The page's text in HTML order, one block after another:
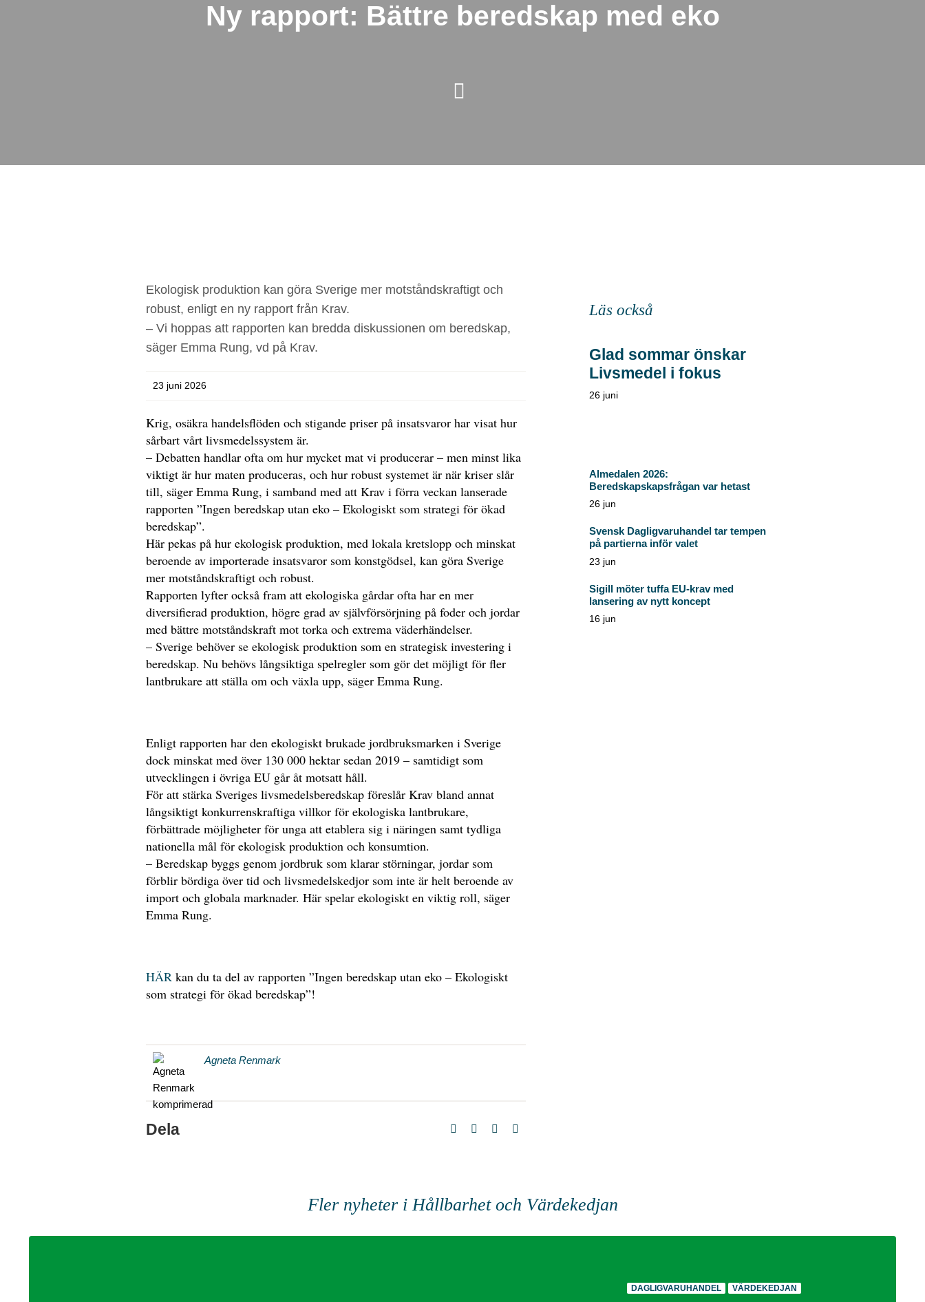
Ny rapport: Bättre beredskap med eko
Ekologisk produktion kan göra Sverige mer motståndskraftigt och
robust, enligt en ny rapport från Krav.
– Vi hoppas att rapporten kan bredda diskussionen om beredskap,
säger Emma Rung, vd på Krav.
23 juni 2026
Krig, osäkra handelsflöden och stigande priser på insatsvaror har visat hur
sårbart vårt livsmedelssystem är.
– Debatten handlar ofta om hur mycket mat vi producerar – men minst lika
viktigt är hur maten produceras, och hur robust systemet är när kriser slår
till, säger Emma Rung, i samband med att Krav i förra veckan lanserade
rapporten ”Ingen beredskap utan eko – Ekologiskt som strategi för ökad
beredskap”.
Här pekas på hur ekologisk produktion, med lokala kretslopp och minskat
beroende av importerade insatsvaror som konstgödsel, kan göra Sverige
mer motståndskraftigt och robust.
Rapporten lyfter också fram att ekologiska gårdar ofta har en mer
diversifierad produktion, högre grad av självförsörjning på foder och jordar
med bättre motståndskraft mot torka och extrema väderhändelser.
– Sverige behöver se ekologisk produktion som en strategisk investering i
beredskap. Nu behövs långsiktiga spelregler som gör det möjligt för fler
lantbrukare att ställa om och växla upp, säger Emma Rung.
Enligt rapporten har den ekologiskt brukade jordbruksmarken i Sverige
dock minskat med över 130 000 hektar sedan 2019 – samtidigt som
utvecklingen i övriga EU går åt motsatt håll.
För att stärka Sveriges livsmedelsberedskap föreslår Krav bland annat
långsiktigt konkurrenskraftiga villkor för ekologiska lantbrukare,
förbättrade möjligheter för unga att etablera sig i näringen samt tydliga
nationella mål för ekologisk produktion och konsumtion.
– Beredskap byggs genom jordbruk som klarar störningar, jordar som
förblir bördiga över tid och livsmedelskedjor som inte är helt beroende av
import och globala marknader. Här spelar ekologiskt en viktig roll, säger
Emma Rung.
HÄR kan du ta del av rapporten ”Ingen beredskap utan eko – Ekologiskt
som strategi för ökad beredskap”!
Agneta Renmark
Dela
Läs också
Glad sommar önskar
Livsmedel i fokus
26 juni
Almedalen 2026:
Beredskapskapsfrågan var hetast
26 jun
Svensk Dagligvaruhandel tar tempen
på partierna inför valet
23 jun
Sigill möter tuffa EU-krav med
lansering av nytt koncept
16 jun
Fler nyheter i Hållbarhet och Värdekedjan
DAGLIGVARUHANDEL VÄRDEKEDJAN